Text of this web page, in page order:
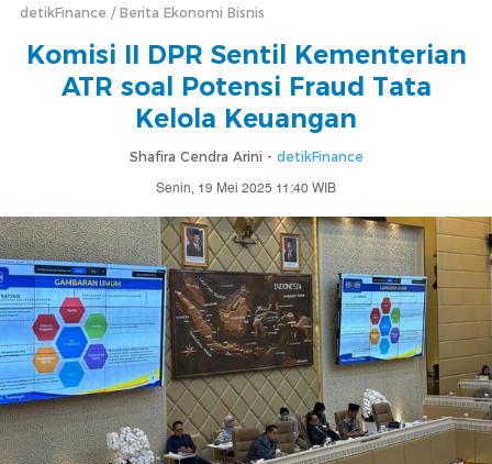
detikFinance Berita Ekonomi Bisnis
Komisi II DPR Sentil Kementerian
ATR soal Potensi Fraud Tata
Kelola Keuangan
Shafira Cendra Arini - detikFinance
Senin, 19 Mei 2025 11:40 WIB